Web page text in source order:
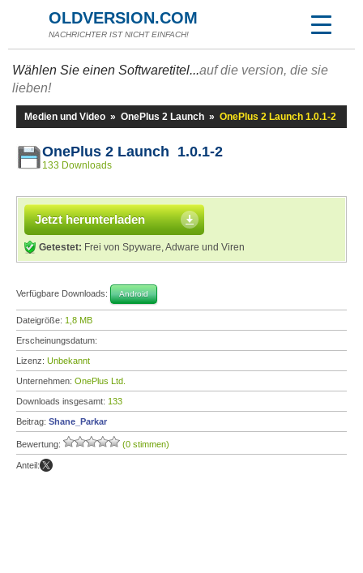
OLDVERSION.COM
NACHRICHTER IST NICHT EINFACH!
Wählen Sie einen Softwaretitel...auf die version, die sie
lieben!
Medien und Video » OnePlus 2 Launch » OnePlus 2 Launch 1.0.1-2
OnePlus 2 Launch 1.0.1-2
133 Downloads
Jetzt herunterladen
Getestet: Frei von Spyware, Adware und Viren
Verfügbare Downloads: Android
Dateigröße: 1,8 MB
Erscheinungsdatum:
Lizenz: Unbekannt
Unternehmen: OnePlus Ltd.
Downloads insgesamt: 133
Beitrag: Shane_Parkar
Bewertung: (0 stimmen)
Anteil: